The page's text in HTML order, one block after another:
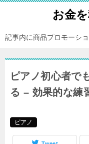
お金
記事内に商品プロモーシ
ピアノ初心者で
る – 効果的な練
ピアノ